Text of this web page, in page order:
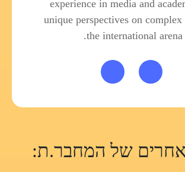
experience in media and
unique perspectives on complex
the international arena.
אחרים של המחבר.ת: